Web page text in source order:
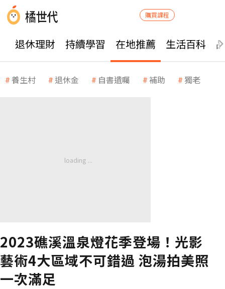
購買課程
退休理財 持續學習 在地推薦 生活百科
養生村 退休金 自書遺囑 補助 獨老
2023礁溪溫泉燈花季登場！光影
藝術4大區域不可錯過 泡湯拍美照
一次滿足